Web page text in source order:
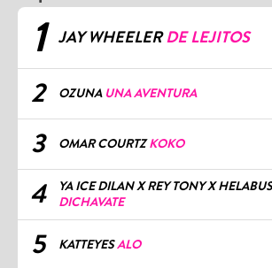
1 JAY WHEELERDE LEJITOS
2 OZUNA UNA AVENTURA
3 OMAR COURTZKOKO
4
YA ICE DILAN X REY TONY X
DICHAVATE
5 KATTEYESALO